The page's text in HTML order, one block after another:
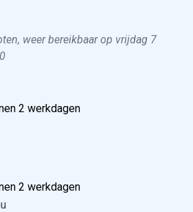
weer bereikbaar op vrijdag 7
2 werkdagen
2 werkdagen